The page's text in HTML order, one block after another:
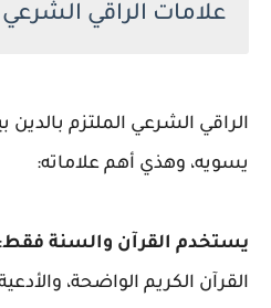
علامات الراقي
الراقي الشرعي الملتزم
يسويه، وهذي أهم علاماته:
يستخدم القرآن والسنة فقط
القرآن الكريم الواضحة،